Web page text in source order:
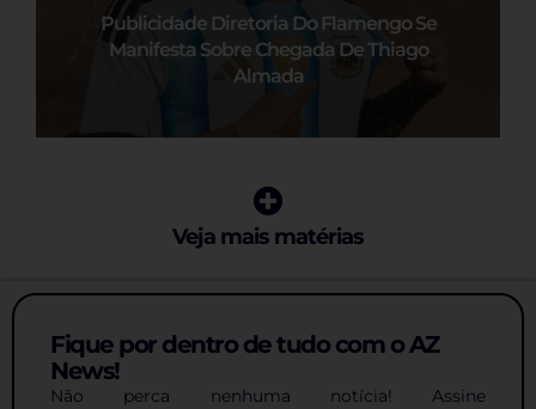
Publicidade Diretoria Do Flamengo Se
Manifesta Sobre Chegada De Thiago
Almada
Veja mais matérias
Fique por dentro de tudo com o AZ
News!
Não perca nenhuma notícia! Assine